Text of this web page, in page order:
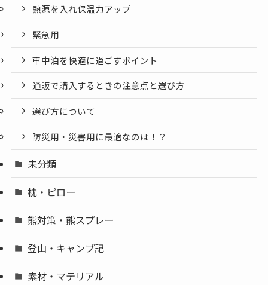
熱源を入れ保温力アップ
緊急用
車中泊を快適に過ごすポイント
通販で購入するときの注意点と選び方
選び方について
防災用・災害用に最適なのは！？
未分類
枕・ピロー
熊対策・熊スプレー
登山・キャンプ記
素材・マテリアル